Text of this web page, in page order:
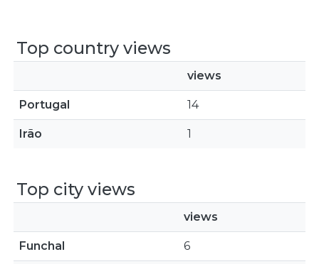
Top country views
views
Portugal 14
Irão 1
Top city views
views
Funchal 6